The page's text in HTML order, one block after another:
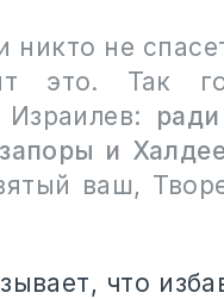
никто не
это. Так
и
ваш,
что